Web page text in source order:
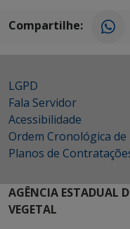
Compartilhe:
LGPD
Fala Servidor
Acessibilidade
Ordem Cronológica
Planos de
AGÊNCIA ESTADUAL
VEGETAL